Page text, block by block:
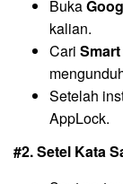
Buka
kalian.
Cari
Setelah
AppLock.
#2. Setel Kata